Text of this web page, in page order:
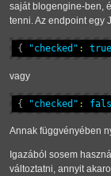
saját blogengine-ben,
tenni. Az endpoint egy
{ "checked" : true
vagy
{ "checked" :
Annak függvényében
Igazából sosem
változtatni, annyit